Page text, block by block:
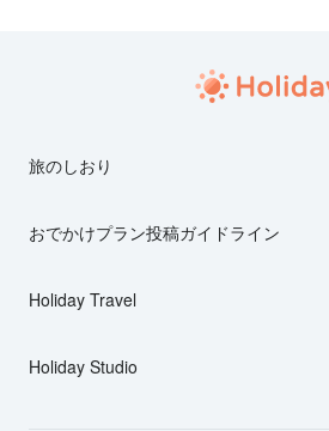
旅のしおり
おでかけプラン投稿ガイドライン
Holiday Travel
Holiday Studio